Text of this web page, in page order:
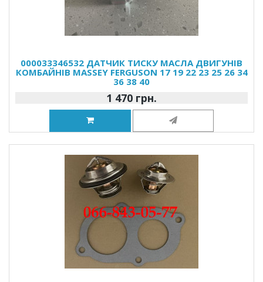
000033346532 ДАТЧИК ТИСКУ МАСЛА ДВИГУНІВ
КОМБАЙНІВ MASSEY FERGUSON 17 19 22 23 25 26 34
36 38 40
1 470 грн.